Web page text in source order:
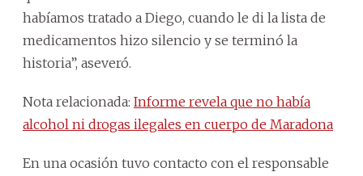
habíamos tratado a Diego, cuando le di la lista de
medicamentos hizo silencio y se terminó la
historia”, aseveró.
Nota relacionada: Informe revela que no había
alcohol ni drogas ilegales en cuerpo de Maradona
En una ocasión tuvo contacto con el responsable